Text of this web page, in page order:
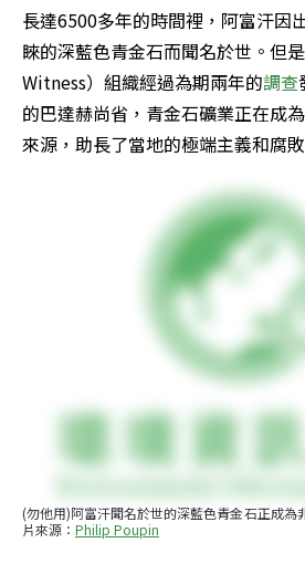
長達6500多年的時間裡，阿富汗因
睞的深藍色青金石而聞名於世。但
Witness）組織經過為期兩年的調查
的巴達赫尚省，青金石礦業正在成
來源，助長了當地的極端主義和腐
(勿他用)阿富汗聞名於世的深藍色青金石正成為
片來源： Philip Poupin